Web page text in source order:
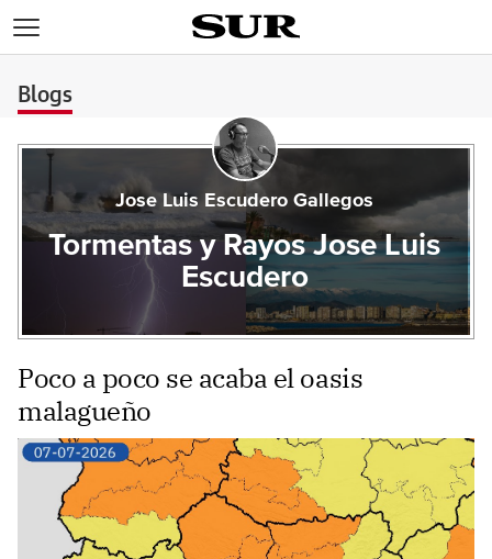
Blogs
Jose Luis Escudero Gallegos
Tormentas y Rayos Jose Luis
Escudero
Poco a poco se acaba el oasis
malagueño